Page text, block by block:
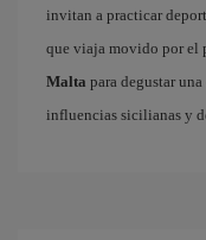
invitan a practicar
que viaja movido por el
Malta para degustar
influencias sicilianas y